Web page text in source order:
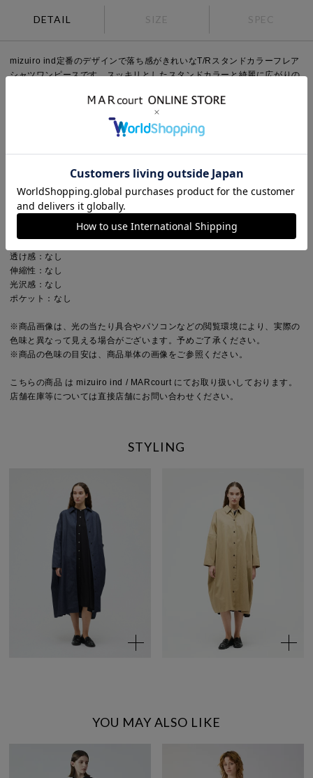
DETAIL SIZE SPEC
mizuiro ind定番のデザインで落ち感がきれいなT/Rスタンドカラーフレア
シャツワンピースです。スッキリとしたスタンドカラーと綺麗に広がりの
穿いてコーディネートしても良く、フロントボタンを外して羽織でコーデ
ィネートしても素敵です。オケージョン対応も可能。長く人気のある1枚
デザイン：無地
ネック：スタンドカラー
裏地：なし
透け感：なし
伸縮性：なし
光沢感：なし
ポケット：なし
※商品画像は、光の当たり具合やパソコンなどの閲覧環境により、実際の
色味と異なって見える場合がございます。予めご了承ください。
※商品の色味の目安は、商品単体の画像をご参照ください。
こちらの商品 は mizuiro ind / MARcourt にてお取り扱いしております。
店舗在庫等については直接店舗にお問い合わせください。
STYLING
YOU MAY ALSO LIKE